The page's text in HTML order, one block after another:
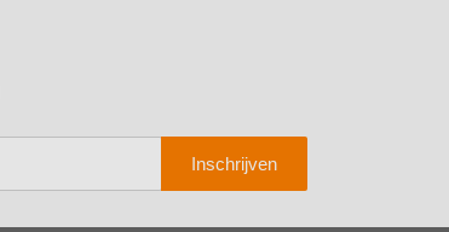
Inschrijven